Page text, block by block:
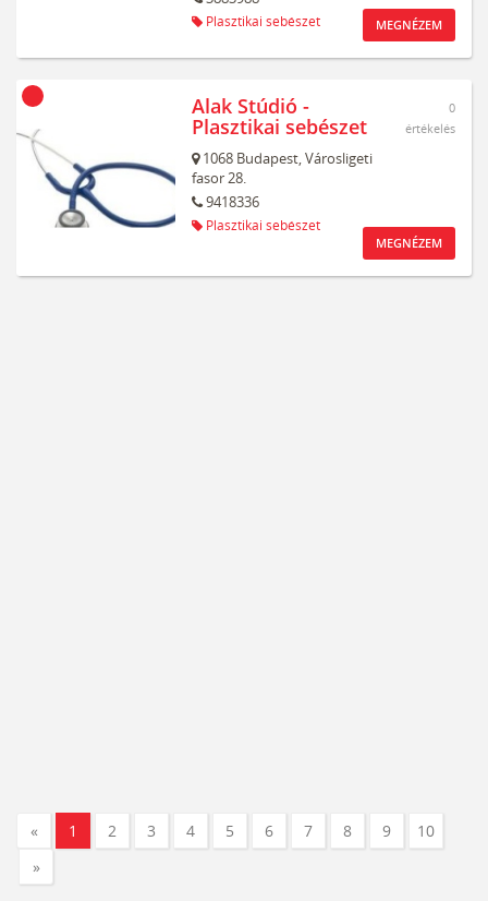
Plasztikai sebészet MEGNÉZEM
Alak Stúdió -
Plasztikai sebészet
1068 Budapest,Városligeti
fasor 28.
9418336
Plasztikai sebészet
0
értékelés
MEGNÉZEM
« 1 2 3 4 5 6 7 8 9
10
»